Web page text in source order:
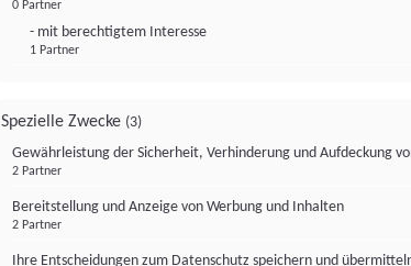
0 Partner
- mit berechtigtem Interesse
1 Partner
Spezielle Zwecke (3)
Gewährleistung der Sicherheit, Verhinderung und Aufdeckung
2 Partner
Bereitstellung und Anzeige von Werbung und Inhalten
2 Partner
Ihre Entscheidungen zum Datenschutz speichern und